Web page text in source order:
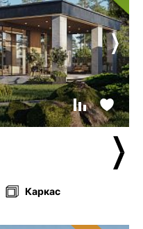
Каркас